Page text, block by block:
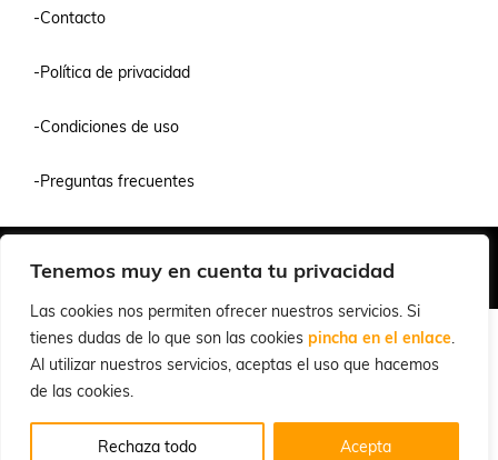
Tenemos muy en cuenta tu privacidad
Las cookies nos permiten ofrecer nuestros servicios. Si
tienes dudas de lo que son las cookies pincha en el enlace.
Al utilizar nuestros servicios, aceptas el uso que hacemos
de las cookies.
Rechaza todo Acepta
-Contacto
-Política de privacidad
-Condiciones de uso
-Preguntas frecuentes
© 2026 Cuchillalia.com